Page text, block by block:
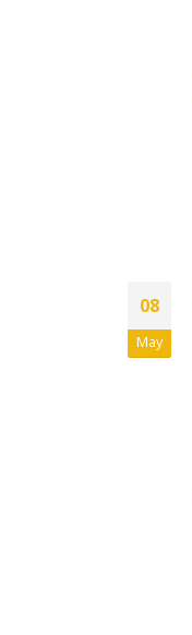
08
May